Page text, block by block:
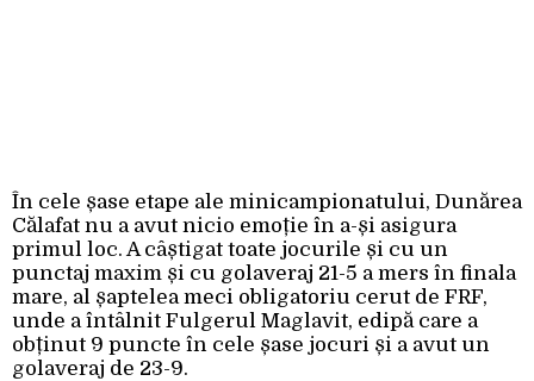
În cele șase etape ale minicampionatului, Dunărea
Călafat nu a avut nicio emoție în a-și asigura
primul loc. A câștigat toate jocurile și cu un
punctaj maxim și cu golaveraj 21-5 a mers în finala
mare, al șaptelea meci obligatoriu cerut de FRF,
unde a întâlnit Fulgerul Maglavit, edipă care a
obținut 9 puncte în cele șase jocuri și a avut un
golaveraj de 23-9.